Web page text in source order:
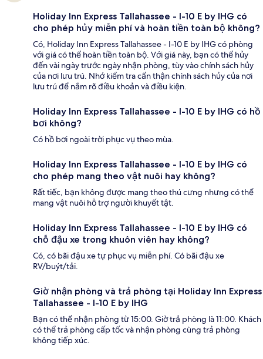
Holiday Inn Express Tallahassee - I-10 E by IHG có
cho phép hủy miễn phí và hoàn tiền toàn bộ không?
Có, Holiday Inn Express Tallahassee - I-10 E by IHG có phòng
với giá có thể hoàn tiền toàn bộ. Với giá này, bạn có thể hủy
đến vài ngày trước ngày nhận phòng, tùy vào chính sách hủy
của nơi lưu trú. Nhớ kiểm tra cẩn thận chính sách hủy của nơi
lưu trú để nắm rõ điều khoản và điều kiện.
Holiday Inn Express Tallahassee - I-10 E by IHG có hồ
bơi không?
Có hồ bơi ngoài trời phục vụ theo mùa.
Holiday Inn Express Tallahassee - I-10 E by IHG có
cho phép mang theo vật nuôi hay không?
Rất tiếc, bạn không được mang theo thú cưng nhưng có thể
mang vật nuôi hỗ trợ người khuyết tật.
Holiday Inn Express Tallahassee - I-10 E by IHG có
chỗ đậu xe trong khuôn viên hay không?
Có, có bãi đậu xe tự phục vụ miễn phí. Có bãi đậu xe
RV/buýt/tải.
Giờ nhận phòng và trả phòng tại Holiday Inn Express
Tallahassee - I-10 E by IHG
Bạn có thể nhận phòng từ 15:00. Giờ trả phòng là 11:00. Khách
có thể trả phòng cấp tốc và nhận phòng cùng trả phòng
không tiếp xúc.